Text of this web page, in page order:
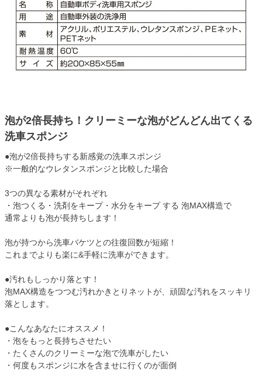
泡が2倍長持ち！クリーミーな泡がどんどん出てくる
洗車スポンジ
●泡が2倍長持ちする新感覚の洗車スポンジ
※一般的なウレタンスポンジと比較した場合
3つの異なる素材がそれぞれ
・泡つくる・洗剤をキープ・水分をキープ する 泡MAX構造で
通常よりも泡が長持ちします！
泡が持つから洗車バケツとの往復回数が短縮！
これまでよりも楽に&手軽に洗車ができます。
●汚れもしっかり落とす！
泡MAX構造をつつむ汚れかきとりネットが、頑固な汚れをスッキリ
落とします。
●こんなあなたにオススメ！
・泡をもっと長持ちさせたい
・たくさんのクリーミーな泡で洗車がしたい
・何度もスポンジに水を含ませに行くのが面倒